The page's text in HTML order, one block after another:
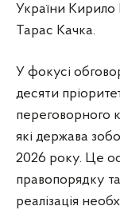
України Кирило
Тарас Качка.
У фокусі
десяти
переговорного
які держава
2026 року. Це
правопорядку
реалізація